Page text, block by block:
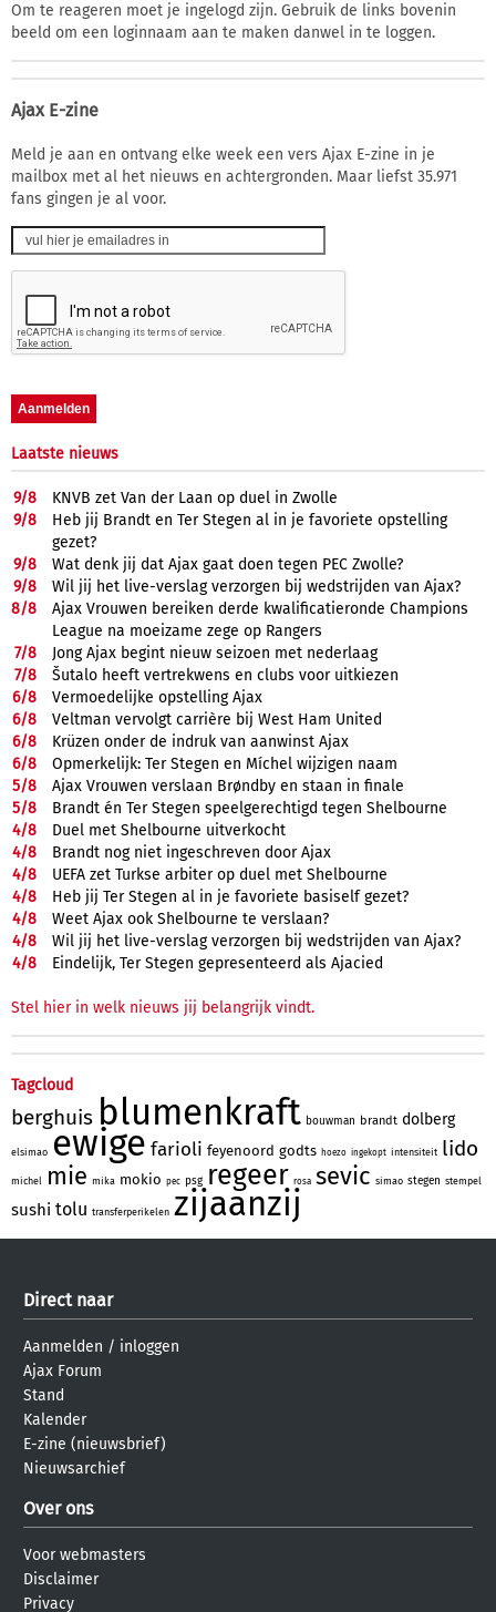
Om te reageren moet je ingelogd zijn. Gebruik de links bovenin
beeld om een loginnaam aan te maken danwel in te loggen.
Ajax E-zine
Meld je aan en ontvang elke week een vers Ajax E-zine in je
mailbox met al het nieuws en achtergronden. Maar liefst 35.971
fans gingen je al voor.
Laatste nieuws
9/8
KNVB zet Van der Laan op duel in Zwolle
9/8
Heb jij Brandt en Ter Stegen al in je favoriete opstelling
gezet?
9/8
Wat denk jij dat Ajax gaat doen tegen PEC Zwolle?
9/8
Wil jij het live-verslag verzorgen bij wedstrijden van Ajax?
8/8
Ajax Vrouwen bereiken derde kwalificatieronde Champions
League na moeizame zege op Rangers
7/8
Jong Ajax begint nieuw seizoen met nederlaag
7/8
Šutalo heeft vertrekwens en clubs voor uitkiezen
6/8
Vermoedelijke opstelling Ajax
6/8
Veltman vervolgt carrière bij West Ham United
6/8
Krüzen onder de indruk van aanwinst Ajax
6/8
Opmerkelijk: Ter Stegen en Míchel wijzigen naam
5/8
Ajax Vrouwen verslaan Brøndby en staan in finale
5/8
Brandt én Ter Stegen speelgerechtigd tegen Shelbourne
4/8
Duel met Shelbourne uitverkocht
4/8
Brandt nog niet ingeschreven door Ajax
4/8
UEFA zet Turkse arbiter op duel met Shelbourne
4/8
Heb jij Ter Stegen al in je favoriete basiself gezet?
4/8
Weet Ajax ook Shelbourne te verslaan?
4/8
Wil jij het live-verslag verzorgen bij wedstrijden van Ajax?
4/8 Eindelijk, Ter Stegen gepresenteerd als Ajacied
Stel hier in welk nieuws jij belangrijk vindt.
Tagcloud
berghuis blumenkraft bouwman brandt dolberg
elsimao ewige farioli feyenoord godts hoezo ingekopt intensiteit lido
michel mie mika mokio pec psg regeer rosa sevic simao stegen stempel
sushi tolu transferperikelen zijaanzij
Direct naar
Aanmelden / inloggen
Ajax Forum
Stand
Kalender
E-zine (nieuwsbrief)
Nieuwsarchief
Over ons
Voor webmasters
Disclaimer
Privacy